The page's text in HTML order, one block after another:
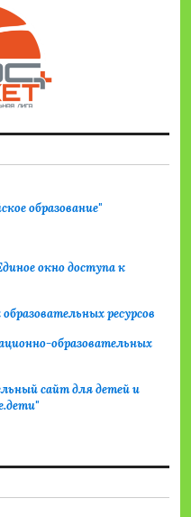
образование"
окно доступа к
ресурсов
образовательных
сайт для детей и